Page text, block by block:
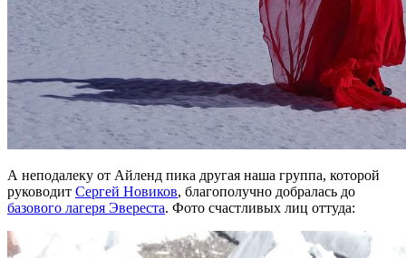
А неподалеку от Айленд пика другая наша группа, которой
руководит Сергей Новиков, благополучно добралась до
базового лагеря Эвереста. Фото счастливых лиц оттуда: